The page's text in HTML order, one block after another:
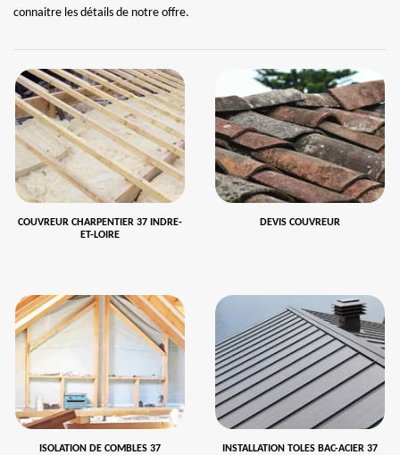
connaitre les détails de notre offre.
COUVREUR CHARPENTIER 37 INDRE-
ET-LOIRE
DEVIS COUVREUR
ISOLATION DE COMBLES 37 INSTALLATION TOLES BAC-ACIER 37